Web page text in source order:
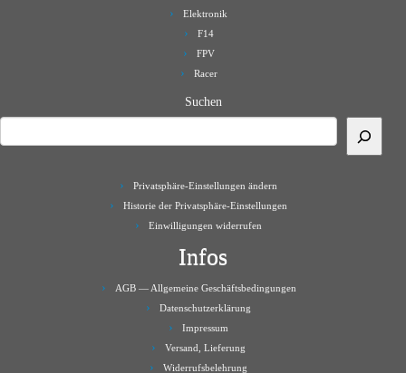
Elektronik
F14
FPV
Racer
Suchen
Privatsphäre-Einstellungen ändern
Historie der Privatsphäre-Einstellungen
Einwilligungen widerrufen
Infos
AGB — Allgemeine Geschäftsbedingungen
Datenschutzerklärung
Impressum
Versand, Lieferung
Widerrufsbelehrung